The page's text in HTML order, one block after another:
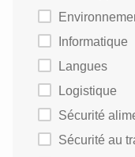
Informatique
Langues
Logistique
Sécurité
Sécurité au